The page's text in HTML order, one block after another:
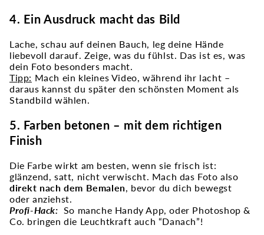
4. Ein Ausdruck macht das Bild
Lache, schau auf deinen Bauch, leg deine Hände
liebevoll darauf. Zeige, was du fühlst. Das ist es, was
dein Foto besonders macht.
Tipp: Mach ein kleines Video, während ihr lacht –
daraus kannst du später den schönsten Moment als
Standbild wählen.
5. Farben betonen – mit dem richtigen
Finish
Die Farbe wirkt am besten, wenn sie frisch ist:
glänzend, satt, nicht verwischt. Mach das Foto also
direkt nach dem Bemalen , bevor du dich bewegst
oder anziehst.
Profi-Hack: So manche Handy App, oder Photoshop &
Co. bringen die Leuchtkraft auch “Danach”!